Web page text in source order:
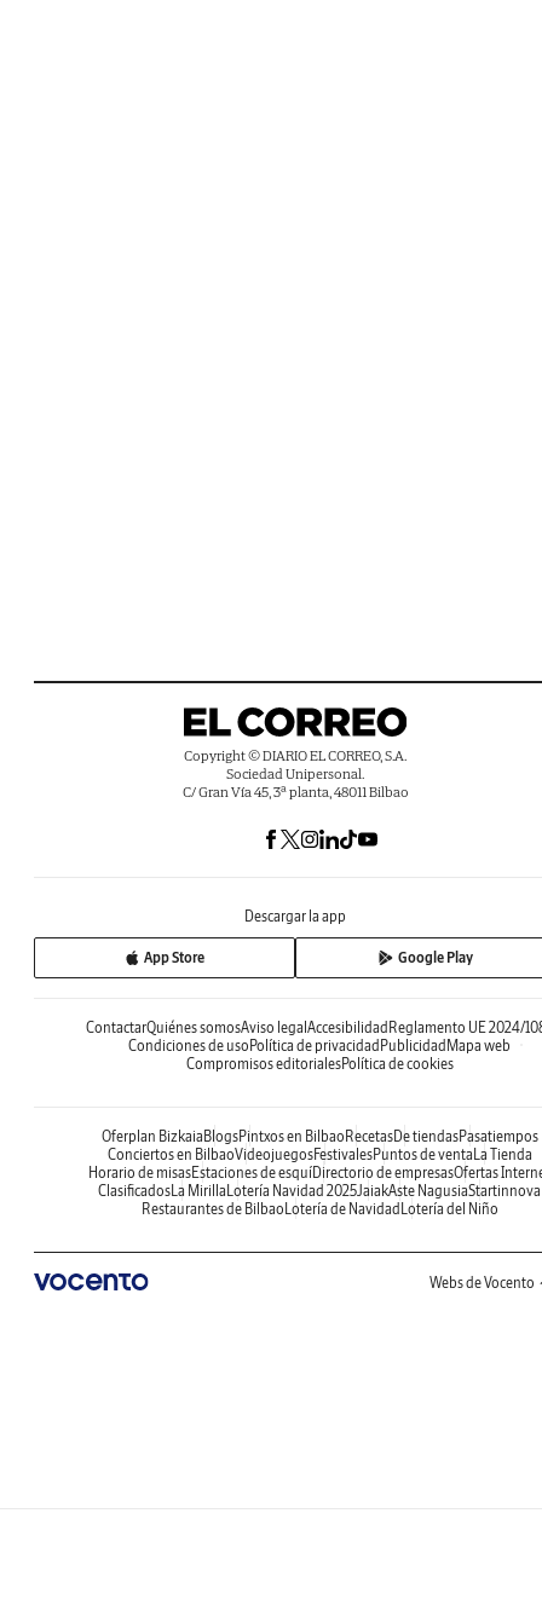
Copyright © DIARIO EL CORREO, S.A.
Sociedad Unipersonal.
C/ Gran Vía 45, 3ª planta, 48011 Bilbao
Descargar la app
App Store Google Play
ContactarQuiénes somosAviso legalAccesibilidadReglamento UE 2024/
Condiciones de usoPolítica de privacidadPublicidadMapa web
Compromisos editorialesPolítica de cookies
Oferplan BizkaiaBlogsPintxos en BilbaoRecetasDe tiendasPasatiempos
Conciertos en BilbaoVideojuegosFestivalesPuntos de ventaLa Tienda
Horario de misasEstaciones de esquíDirectorio de empresasOfertas
ClasificadosLa MirillaLotería Navidad 2025JaiakAste NagusiaStartinnova
Restaurantes de BilbaoLotería de NavidadLotería del Niño
Webs de Vocento